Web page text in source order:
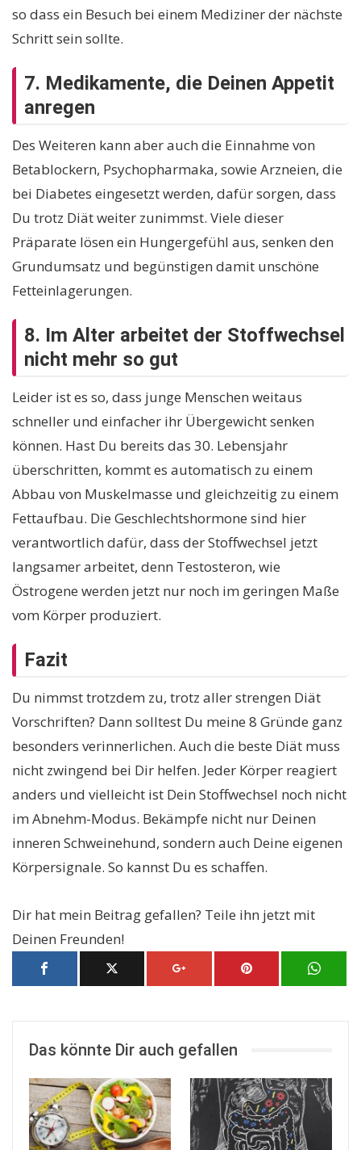
so dass ein Besuch bei einem Mediziner der nächste
Schritt sein sollte.
7. Medikamente, die Deinen Appetit
anregen
Des Weiteren kann aber auch die Einnahme von
Betablockern, Psychopharmaka, sowie Arzneien, die
bei Diabetes eingesetzt werden, dafür sorgen, dass
Du trotz Diät weiter zunimmst. Viele dieser
Präparate lösen ein Hungergefühl aus, senken den
Grundumsatz und begünstigen damit unschöne
Fetteinlagerungen.
8. Im Alter arbeitet der Stoffwechsel
nicht mehr so gut
Leider ist es so, dass junge Menschen weitaus
schneller und einfacher ihr Übergewicht senken
können. Hast Du bereits das 30. Lebensjahr
überschritten, kommt es automatisch zu einem
Abbau von Muskelmasse und gleichzeitig zu einem
Fettaufbau. Die Geschlechtshormone sind hier
verantwortlich dafür, dass der Stoffwechsel jetzt
langsamer arbeitet, denn Testosteron, wie
Östrogene werden jetzt nur noch im geringen Maße
vom Körper produziert.
Fazit
Du nimmst trotzdem zu, trotz aller strengen Diät
Vorschriften? Dann solltest Du meine 8 Gründe ganz
besonders verinnerlichen. Auch die beste Diät muss
nicht zwingend bei Dir helfen. Jeder Körper reagiert
anders und vielleicht ist Dein Stoffwechsel noch nicht
im Abnehm-Modus. Bekämpfe nicht nur Deinen
inneren Schweinehund, sondern auch Deine eigenen
Körpersignale. So kannst Du es schaffen.
Dir hat mein Beitrag gefallen? Teile ihn jetzt mit
Deinen Freunden!
Das könnte Dir auch gefallen